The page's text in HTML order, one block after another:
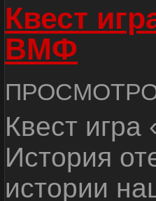
Квест
ВМФ
Квест
История
истории